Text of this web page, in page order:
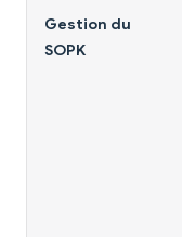
Gestion du
SOPK